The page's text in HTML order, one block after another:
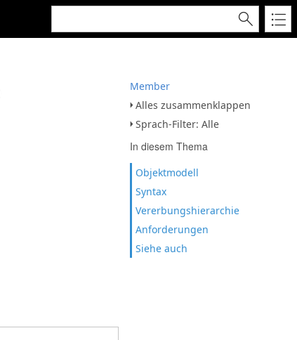
Member
Alles zusammenklappen
Sprach-Filter: Alle
In diesem Thema
Objektmodell
Syntax
Vererbungshierarchie
Anforderungen
Siehe auch